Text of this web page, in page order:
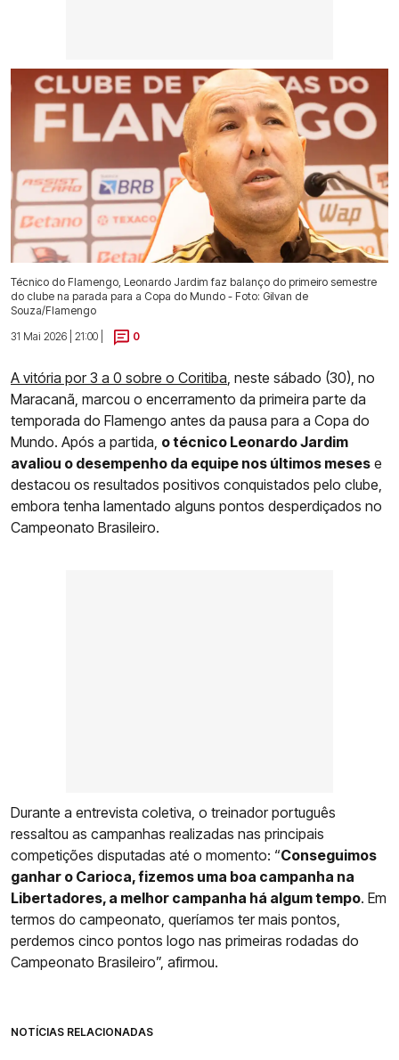
Técnico do Flamengo, Leonardo Jardim faz balanço do primeiro semestre
do clube na parada para a Copa do Mundo - Foto: Gilvan de
Souza/Flamengo
31 Mai 2026 | 21:00 |
0
A vitória por 3 a 0 sobre o Coritiba , neste sábado (30), no
Maracanã, marcou o encerramento da primeira parte da
temporada do Flamengo antes da pausa para a Copa do
Mundo. Após a partida, o técnico Leonardo Jardim
avaliou o desempenho da equipe nos últimos meses e
destacou os resultados positivos conquistados pelo clube,
embora tenha lamentado alguns pontos desperdiçados no
Campeonato Brasileiro.
Durante a entrevista coletiva, o treinador português
ressaltou as campanhas realizadas nas principais
competições disputadas até o momento: “Conseguimos
ganhar o Carioca, fizemos uma boa campanha na
Libertadores, a melhor campanha há algum tempo. Em
termos do campeonato, queríamos ter mais pontos,
perdemos cinco pontos logo nas primeiras rodadas do
Campeonato Brasileiro”, afirmou.
NOTÍCIAS RELACIONADAS